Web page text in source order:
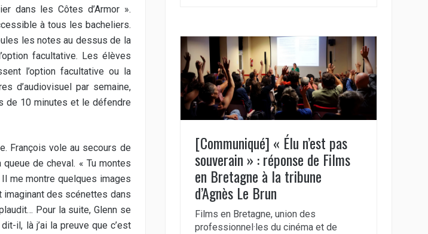
dans les Côtes d’Armor ».
à tous les bacheliers.
les notes au dessus de la
facultative. Les élèves
l’option facultative ou la
d’audiovisuel par semaine,
de 10 minutes et le défendre
François vole au secours de
queue de cheval. « Tu montes
me montre quelques images
imaginant des scénettes dans
Pour la suite, Glenn se
il, là j’ai la preuve que c’est
[Communiqué] « Élu n’est pas
souverain » : réponse de Films
en Bretagne à la tribune
d’Agnès Le Brun
Films en Bretagne, union des
professionnel·les du cinéma et de